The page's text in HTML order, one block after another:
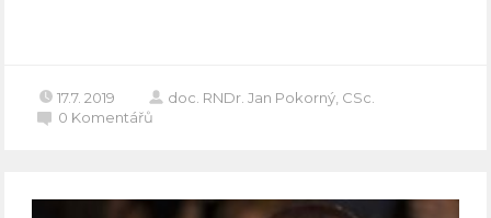
17.7. 2019
doc. RNDr. Jan Pokorný, CSc.
0 Komentářů